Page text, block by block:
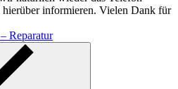
hierüber informieren. Vielen Dank für